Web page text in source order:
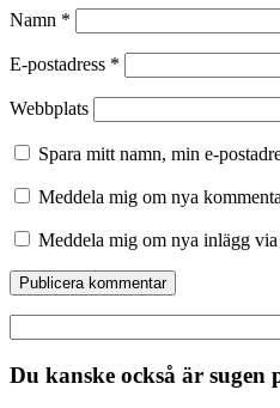
Namn *
E-postadress *
Webbplats
Spara mitt namn, min e-
Meddela mig om nya
Meddela mig om nya inlägg via
Du kanske också är sugen